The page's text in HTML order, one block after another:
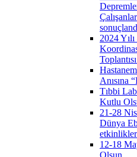
2024
Anısına
Tıbbi
Kutlu
21-28
Dünya
12-18
Olsun